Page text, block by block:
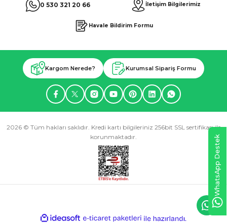
0 530 321 20 66 İletişim Bilgilerimiz
Havale Bildirim Formu
Kargom Nerede? Kurumsal Sipariş Formu
2026 © Tüm hakları saklıdır. Kredi kartı bilgileriniz 256bit SSL sertifikası ile
korunmaktadır.
WhatsApp Destek
ideasoft e-